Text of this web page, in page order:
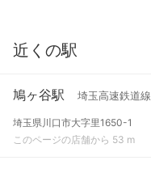
近くの駅
鳩ヶ谷駅 埼玉高速鉄道線
埼玉県川口市大字里1650-1
このページの店舗から 53 m